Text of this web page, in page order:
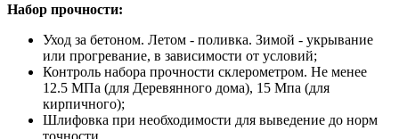
Набор прочности:
Уход за бетоном. Летом - поливка. Зимой - укрывание
или прогревание, в зависимости от условий;
Контроль набора прочности склерометром. Не менее
12.5 МПа (для Деревянного дома), 15 Мпа (для
кирпичного);
Шлифовка при необходимости для выведение до норм